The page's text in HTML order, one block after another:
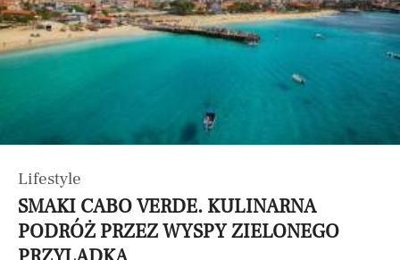
Lifestyle
SMAKI CABO VERDE. KULINARNA
PODRÓŻ PRZEZ WYSPY ZIELONEGO